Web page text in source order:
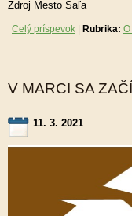
Zdroj Mesto Šaľa
Celý príspevok Rubrika: O
V MARCI SA
11. 3. 2021